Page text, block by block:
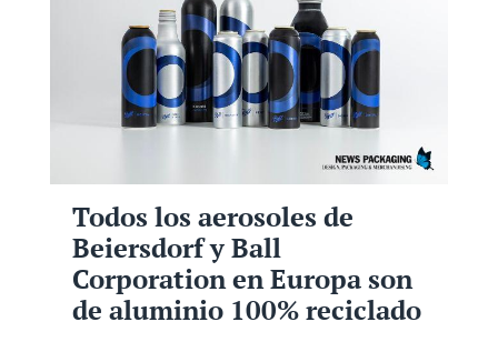
Todos los aerosoles de
Beiersdorf y Ball
Corporation en Europa son
de aluminio 100% reciclado